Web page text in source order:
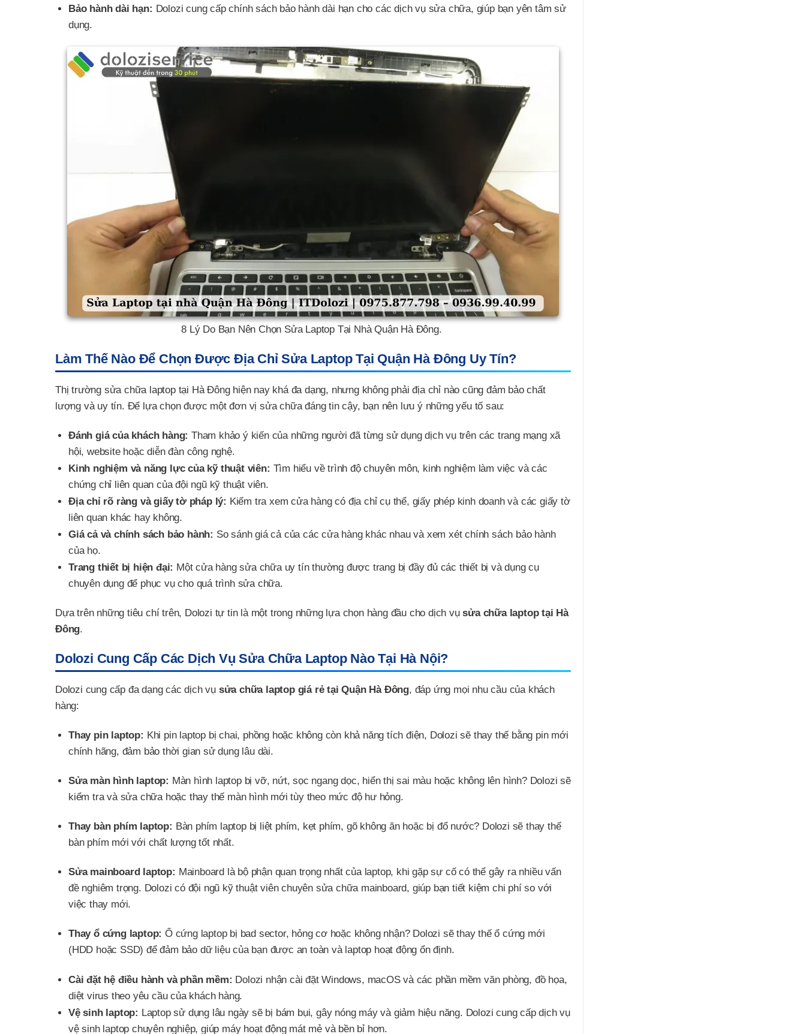
Bảo hành dài hạn: Dolozi cung cấp chính sách bảo hành dài hạn cho các dịch vụ sửa chữa, giúp bạn yên tâm sử
dụng.
8 Lý Do Bạn Nên Chọn Sửa Laptop Tại Nhà Quận Hà Đông.
Làm Thế Nào Để Chọn Được Địa Chỉ Sửa Laptop Tại Quận Hà Đông Uy Tín?
Thị trường sửa chữa laptop tại Hà Đông hiện nay khá đa dạng, nhưng không phải địa chỉ nào cũng đảm bảo chất
lượng và uy tín. Để lựa chọn được một đơn vị sửa chữa đáng tin cậy, bạn nên lưu ý những yếu tố sau:
Đánh giá của khách hàng: Tham khảo ý kiến của những người đã từng sử dụng dịch vụ trên các trang mạng xã
hội, website hoặc diễn đàn công nghệ.
Kinh nghiệm và năng lực của kỹ thuật viên: Tìm hiểu về trình độ chuyên môn, kinh nghiệm làm việc và các
chứng chỉ liên quan của đội ngũ kỹ thuật viên.
Địa chỉ rõ ràng và giấy tờ pháp lý: Kiểm tra xem cửa hàng có địa chỉ cụ thể, giấy phép kinh doanh và các giấy tờ
liên quan khác hay không.
Giá cả và chính sách bảo hành: So sánh giá cả của các cửa hàng khác nhau và xem xét chính sách bảo hành
của họ.
Trang thiết bị hiện đại: Một cửa hàng sửa chữa uy tín thường được trang bị đầy đủ các thiết bị và dụng cụ
chuyên dụng để phục vụ cho quá trình sửa chữa.
Dựa trên những tiêu chí trên, Dolozi tự tin là một trong những lựa chọn hàng đầu cho dịch vụsửa chữa laptop tại Hà
Đông.
Dolozi Cung Cấp Các Dịch Vụ Sửa Chữa Laptop Nào Tại Hà Nội?
Dolozi cung cấp đa dạng các dịch vụ sửa chữa laptop giá rẻ tại Quận Hà Đông, đáp ứng mọi nhu cầu của khách
hàng:
Thay pin laptop: Khi pin laptop bị chai, phồng hoặc không còn khả năng tích điện, Dolozi sẽ thay thế bằng pin mới
chính hãng, đảm bảo thời gian sử dụng lâu dài.
Sửa màn hình laptop: Màn hình laptop bị vỡ, nứt, sọc ngang dọc, hiển thị sai màu hoặc không lên hình? Dolozi sẽ
kiểm tra và sửa chữa hoặc thay thế màn hình mới tùy theo mức độ hư hỏng.
Thay bàn phím laptop: Bàn phím laptop bị liệt phím, kẹt phím, gõ không ăn hoặc bị đổ nước? Dolozi sẽ thay thế
bàn phím mới với chất lượng tốt nhất.
Sửa mainboard laptop: Mainboard là bộ phận quan trọng nhất của laptop, khi gặp sự cố có thể gây ra nhiều vấn
đề nghiêm trọng. Dolozi có đội ngũ kỹ thuật viên chuyên sửa chữa mainboard, giúp bạn tiết kiệm chi phí so với
việc thay mới.
Thay ổ cứng laptop: Ổ cứng laptop bị bad sector, hỏng cơ hoặc không nhận? Dolozi sẽ thay thế ổ cứng mới
(HDD hoặc SSD) để đảm bảo dữ liệu của bạn được an toàn và laptop hoạt động ổn định.
Cài đặt hệ điều hành và phần mềm: Dolozi nhận cài đặt Windows, macOS và các phần mềm văn phòng, đồ họa,
diệt virus theo yêu cầu của khách hàng.
Vệ sinh laptop: Laptop sử dụng lâu ngày sẽ bị bám bụi, gây nóng máy và giảm hiệu năng. Dolozi cung cấp dịch vụ
vệ sinh laptop chuyên nghiệp, giúp máy hoạt động mát mẻ và bền bỉ hơn.